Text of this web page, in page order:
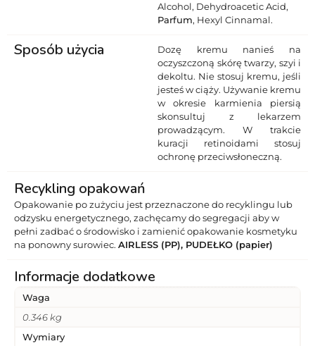
Alcohol, Dehydroacetic Acid,
Parfum, Hexyl Cinnamal.
Sposób użycia
Dozę kremu nanieś na
oczyszczoną skórę twarzy, szyi i
dekoltu. Nie stosuj kremu, jeśli
jesteś w ciąży. Używanie kremu
w okresie karmienia piersią
skonsultuj z lekarzem
prowadzącym. W trakcie
kuracji retinoidami stosuj
ochronę przeciwsłoneczną.
Recykling opakowań
Opakowanie po zużyciu jest przeznaczone do recyklingu lub
odzysku energetycznego, zachęcamy do segregacji aby w
pełni zadbać o środowisko i zamienić opakowanie kosmetyku
na ponowny surowiec. AIRLESS (PP), PUDEŁKO (papier)
Informacje dodatkowe
Waga
0.346 kg
Wymiary